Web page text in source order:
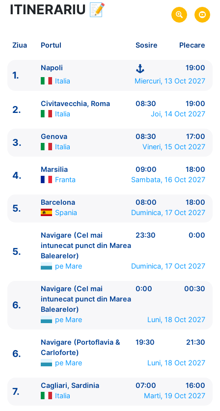
8 zile vacanta de croaziera in
Marea Mediterana de Vest -
Plecare pe 13 Oct 2027 din Napoli, Italia
Costa Cruises
ITINERARIU
----------------------------------------
Napoli Italia ⚓ - 19:00
2.
Civitavecchia, Roma
Genova Italia 08:30 - 17:00
Barcelona Spania 08:00 - 18:00
5.
Navigare (Cel mai intunecat punct din Marea
Balearelor) pe Mare
Navigare (Cel mai intunecat punct din Marea
Balearelor)
pe Mare
0:00 - 00:30
6.
Navigare (Portoflavia & Carloforte)
19:30 - 21:30
Napoli Italia 09:00 - ⚓
ITINERARIU 📝
Ziua Portul Sosire Plecare
1.
Napoli
19:00
Italia
Miercuri, 13 Oct 2027
2.
Civitavecchia, Roma 08:30
19:00
Italia
Joi, 14 Oct 2027
3.
Genova 08:30
17:00
Italia
Vineri, 15 Oct 2027
4.
Marsilia 09:00
18:00
Franta
Sambata, 16 Oct 2027
5.
Barcelona 08:00
18:00
Spania
Duminica, 17 Oct 2027
5.
Navigare (Cel mai
intunecat punct din Marea
Balearelor)
23:30 0:00
pe Mare Duminica, 17 Oct 2027
6.
Navigare (Cel mai
intunecat punct din Marea
Balearelor)
0:00 00:30
pe Mare Luni, 18 Oct 2027
6.
Navigare (Portoflavia &
Carloforte)
19:30 21:30
pe Mare Luni, 18 Oct 2027
7.
Cagliari, Sardinia 07:00
16:00
Italia
Marti, 19 Oct 2027